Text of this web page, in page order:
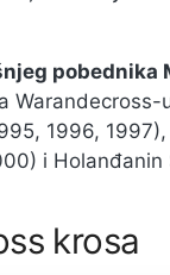
pobednika
1996,
i
krosa